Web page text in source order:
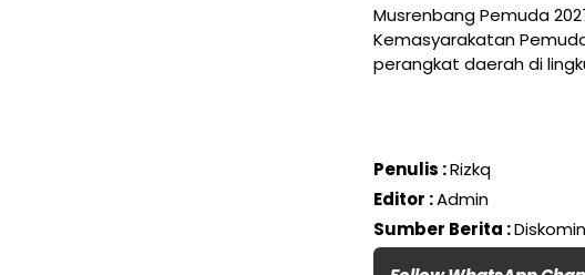
Musrenbang Pemuda
Kemasyarakatan
perangkat daerah di
Penulis :Rizkq
Editor :Admin
Sumber Berita :